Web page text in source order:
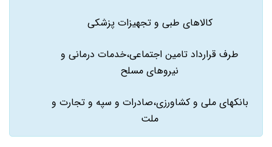
کالاهای طبی و تجهیزات پزشکی
طرف قرارداد تامین اجتماعی،خدمات درمانی و
نیروهای مسلح
بانکهای ملی و کشاورزی،صادرات و سپه و تجارت و
ملت